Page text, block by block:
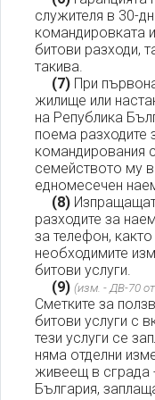
служителя в 30-
командировката
битови разходи,
такива.
(7) При
жилище или
на Република
поема разходите
командирования
семейството му
едномесечен
(8)
разходите за
за телефон,
необходимите
битови услуги.
(9) (изм. - ДВ-70
Сметките за
битови услуги с
тези услуги се
няма отделни
живеещ в сграда
България,